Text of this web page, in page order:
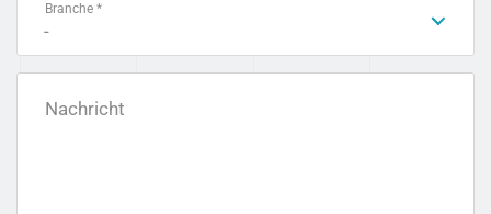
Branche *
-
Nachricht